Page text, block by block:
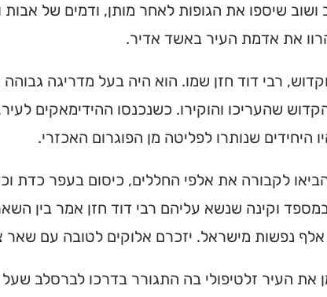
שיספו את הגופות לאחר מותן, ודמים של אבות
את אדמת העיר באשד אדיר.
רבי דוד חזן שמו. הוא היה בעל מדריגה
שהעריכו והוקירו. כשנכנסו ההידימאקים
שנותרו לפליטה מן הפוגרום האכזרי.
לקבורה את אלפי החללים, כיסום בעפר כדת
וקינה שנשא עליהם רבי דוד חזן אמר בין
נפשות מישראל. יזכרם אלוקים לטובה עם שאר
את העיר זלטיפולי בה התגורר בדרכו לברסלב